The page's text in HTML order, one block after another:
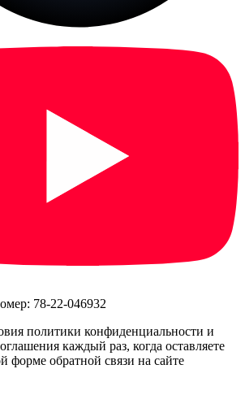
78-22-046932
политики конфиденциальности и
каждый раз, когда оставляете
форме обратной связи на сайте